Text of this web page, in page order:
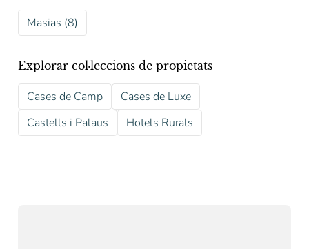
Masias (8)
Explorar col·leccions de propietats
Cases de Camp
Cases de Luxe
Castells i Palaus
Hotels Rurals